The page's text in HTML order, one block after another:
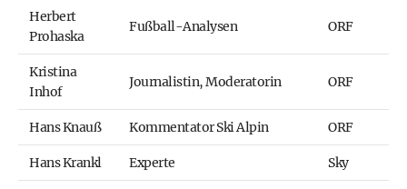
Herbert
Prohaska
Fußball-Analysen ORF
Kristina
Inhof
Journalistin, Moderatorin ORF
Hans Knauß Kommentator Ski Alpin ORF
Hans Krankl Experte Sky